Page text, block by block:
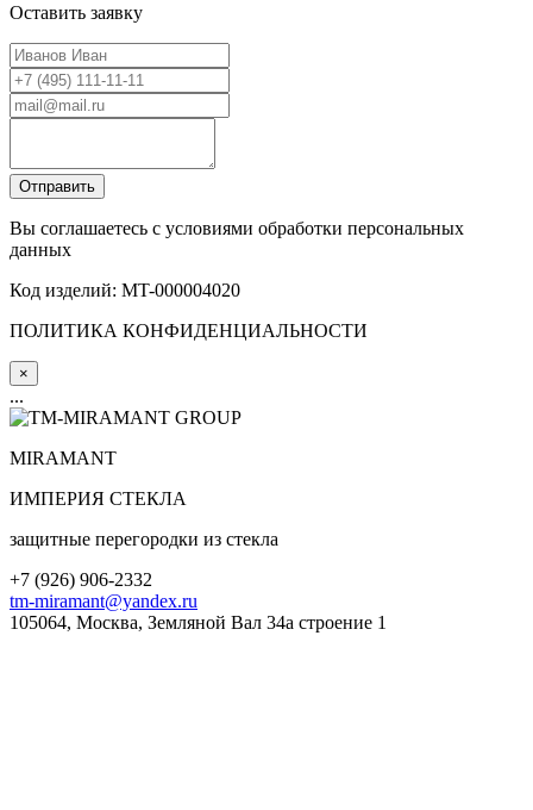
Оставить заявку
Вы соглашаетесь с условиями обработки персональных
данных
Код изделий: MT-000004020
ПОЛИТИКА КОНФИДЕНЦИАЛЬНОСТИ
×
...
MIRAMANT
ИМПЕРИЯ СТЕКЛА
защитные перегородки из стекла
+7 (926) 906-2332
tm-miramant@yandex.ru
105064, Москва, Земляной Вал 34а строение 1